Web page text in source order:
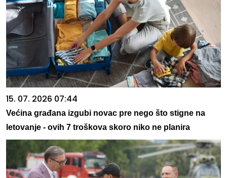
15. 07. 2026 07:44
Većina građana izgubi novac pre nego što stigne na
letovanje - ovih 7 troškova skoro niko ne planira